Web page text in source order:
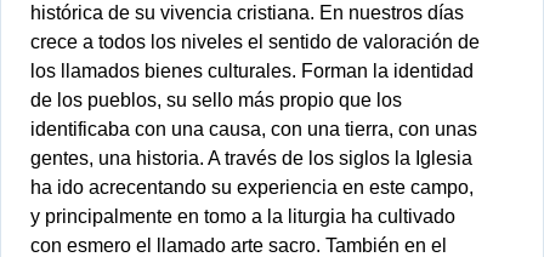
histórica de su vivencia cristiana. En nuestros días
crece a todos los niveles el sentido de valoración de
los llamados bienes culturales. Forman la identidad
de los pueblos, su sello más propio que los
identificaba con una causa, con una tierra, con unas
gentes, una historia. A través de los siglos la Iglesia
ha ido acrecentando su experiencia en este campo,
y principalmente en tomo a la liturgia ha cultivado
con esmero el llamado arte sacro. También en el